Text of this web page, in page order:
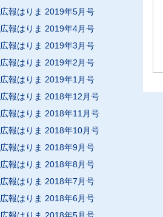
広報はりま 2019年5月号
広報はりま 2019年4月号
広報はりま 2019年3月号
広報はりま 2019年2月号
広報はりま 2019年1月号
広報はりま 2018年12月号
広報はりま 2018年11月号
広報はりま 2018年10月号
広報はりま 2018年9月号
広報はりま 2018年8月号
広報はりま 2018年7月号
広報はりま 2018年6月号